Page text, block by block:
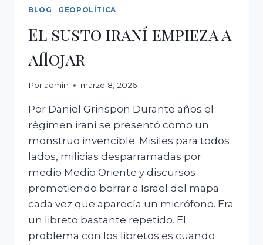
BLOG | GEOPOLÍTICA
El susto iraní empieza a
aflojar
Por admin marzo 8, 2026
Por Daniel Grinspon Durante años el
régimen iraní se presentó como un
monstruo invencible. Misiles para todos
lados, milicias desparramadas por
medio Medio Oriente y discursos
prometiendo borrar a Israel del mapa
cada vez que aparecía un micrófono. Era
un libreto bastante repetido. El
problema con los libretos es cuando